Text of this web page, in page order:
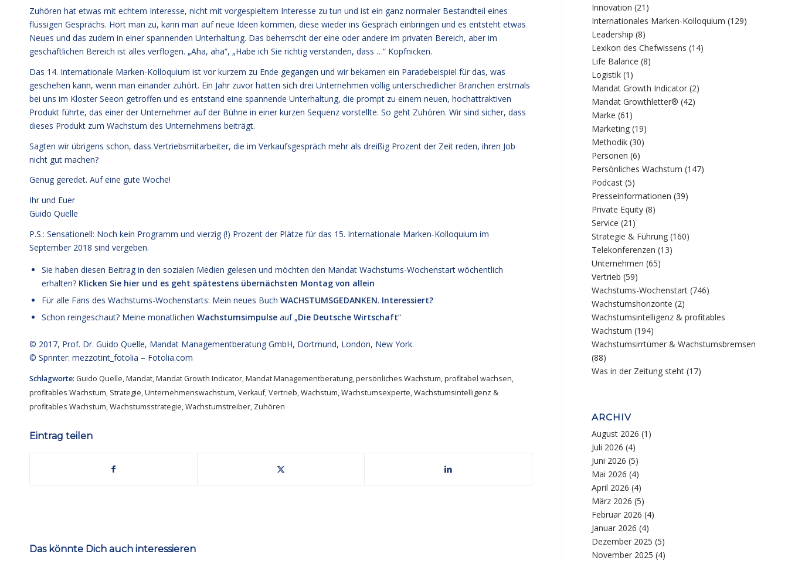
Zuhören hat etwas mit echtem Interesse, nicht mit vorgespieltem Interesse zu tun und ist ein ganz normaler Bestandteil eines
flüssigen Gesprächs. Hört man zu, kann man auf neue Ideen kommen, diese wieder ins Gespräch einbringen und es entsteht etwas
Neues und das zudem in einer spannenden Unterhaltung. Das beherrscht der eine oder andere im privaten Bereich, aber im
geschäftlichen Bereich ist alles verflogen. „Aha, aha“, „Habe ich Sie richtig verstanden, dass …“ Kopfnicken.
Das 14. Internationale Marken-Kolloquium ist vor kurzem zu Ende gegangen und wir bekamen ein Paradebeispiel für das, was
geschehen kann, wenn man einander zuhört. Ein Jahr zuvor hatten sich drei Unternehmen völlig unterschiedlicher Branchen erstmals
bei uns im Kloster Seeon getroffen und es entstand eine spannende Unterhaltung, die prompt zu einem neuen, hochattraktiven
Produkt führte, das einer der Unternehmer auf der Bühne in einer kurzen Sequenz vorstellte. So geht Zuhören. Wir sind sicher, dass
dieses Produkt zum Wachstum des Unternehmens beiträgt.
Sagten wir übrigens schon, dass Vertriebsmitarbeiter, die im Verkaufsgespräch mehr als dreißig Prozent der Zeit reden, ihren Job
nicht gut machen?
Genug geredet. Auf eine gute Woche!
Ihr und Euer
Guido Quelle
P.S.: Sensationell: Noch kein Programm und vierzig (!) Prozent der Plätze für das 15. Internationale Marken-Kolloquium im
September 2018 sind vergeben.
Sie haben diesen Beitrag in den sozialen Medien gelesen und möchten den Mandat Wachstums-Wochenstart wöchentlich
erhalten? Klicken Sie hier und es geht spätestens übernächsten Montag von allein
Für alle Fans des Wachstums-Wochenstarts: Mein neues Buch WACHSTUMSGEDANKEN. Interessiert?
Schon reingeschaut? Meine monatlichen Wachstumsimpulse auf „Die Deutsche Wirtschaft“
© 2017, Prof. Dr. Guido Quelle, Mandat Managementberatung GmbH, Dortmund, London, New York.
© Sprinter: mezzotint_fotolia – Fotolia.com
Schlagworte: Guido Quelle,Mandat,Mandat Growth Indicator,Mandat Managementberatung,persönliches Wachstum,profitabel wachsen,
profitables Wachstum, Strategie,Unternehmenswachstum,Verkauf,Vertrieb,Wachstum,Wachstumsexperte,Wachstumsintelligenz &
profitables Wachstum,Wachstumsstrategie,Wachstumstreiber, Zuhören
Eintrag teilen
Das könnte Dich auch interessieren
Innovation (21)
Internationales Marken-Kolloquium (129)
Leadership (8)
Lexikon des Chefwissens (14)
Life Balance (8)
Logistik (1)
Mandat Growth Indicator (2)
Mandat Growthletter® (42)
Marke (61)
Marketing (19)
Methodik (30)
Personen (6)
Persönliches Wachstum (147)
Podcast (5)
Presseinformationen (39)
Private Equity (8)
Service (21)
Strategie & Führung (160)
Telekonferenzen (13)
Unternehmen (65)
Vertrieb (59)
Wachstums-Wochenstart (746)
Wachstumshorizonte (2)
Wachstumsintelligenz & profitables
Wachstum (194)
Wachstumsirrtümer & Wachstumsbremsen
(88)
Was in der Zeitung steht (17)
ARCHIV
August 2026 (1)
Juli 2026 (4)
Juni 2026 (5)
Mai 2026 (4)
April 2026 (4)
März 2026 (5)
Februar 2026 (4)
Januar 2026 (4)
Dezember 2025 (5)
November 2025 (4)